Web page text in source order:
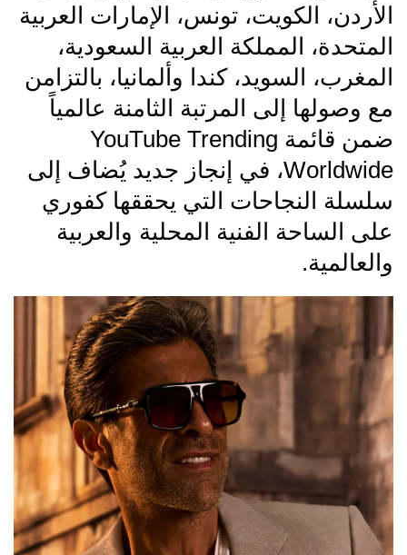
الأردن، الكويت، تونس، الإمارات العربية
المتحدة، المملكة العربية السعودية،
المغرب، السويد، كندا وألمانيا، بالتزامن
مع وصولها إلى المرتبة الثامنة عالمياً
ضمن قائمة YouTube Trending
Worldwide، في إنجاز جديد يُضاف إلى
سلسلة النجاحات التي يحققها كفوري
على الساحة الفنية المحلية والعربية
والعالمية.